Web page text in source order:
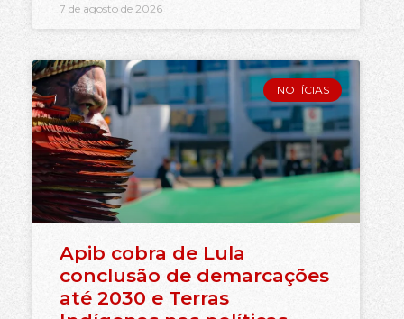
7 de agosto de 2026
NOTÍCIAS
Apib cobra de Lula
conclusão de demarcações
até 2030 e Terras